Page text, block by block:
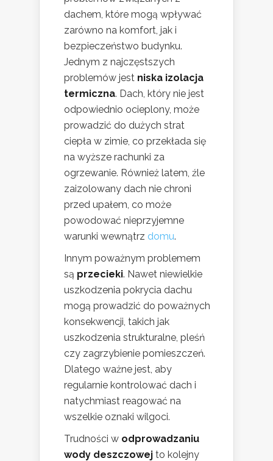
dachem, które mogą wpływać
zarówno na komfort, jak i
bezpieczeństwo budynku.
Jednym z najczęstszych
problemów jest niska izolacja
termiczna. Dach, który nie jest
odpowiednio ocieplony, może
prowadzić do dużych strat
ciepła w zimie, co przekłada się
na wyższe rachunki za
ogrzewanie. Również latem, źle
zaizolowany dach nie chroni
przed upałem, co może
powodować nieprzyjemne
warunki wewnątrz domu.
Innym poważnym problemem
są przecieki. Nawet niewielkie
uszkodzenia pokrycia dachu
mogą prowadzić do poważnych
konsekwencji, takich jak
uszkodzenia strukturalne, pleśń
czy zagrzybienie pomieszczeń.
Dlatego ważne jest, aby
regularnie kontrolować dach i
natychmiast reagować na
wszelkie oznaki wilgoci.
Trudności w odprowadzaniu
wody deszczowej to kolejny